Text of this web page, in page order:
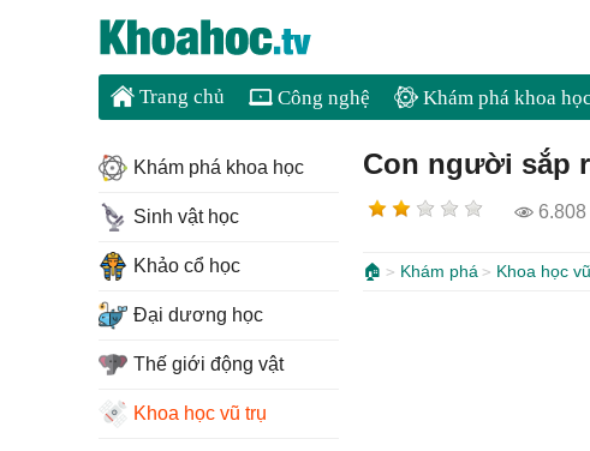
Trang chủ Công nghệ Khám phá khoa học
Con người sắp
6.808
🏠 Khám phá Khoa học
Khám phá khoa học
Sinh vật học
Khảo cổ học
Đại dương học
Thế giới động vật
Khoa học vũ trụ